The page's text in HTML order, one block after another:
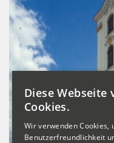
Diese Webseite
Cookies.
Wir verwenden Cookies,
Benutzerfreundlichkeit